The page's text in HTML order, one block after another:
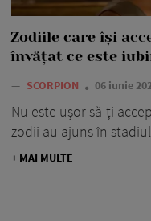
Zodiile care își
învățat ce este
— SCORPION 06 iunie
Nu este ușor să-ți
zodii au ajuns în
+ MAI MULTE